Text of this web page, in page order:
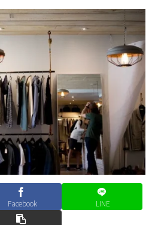
Facebook LINE